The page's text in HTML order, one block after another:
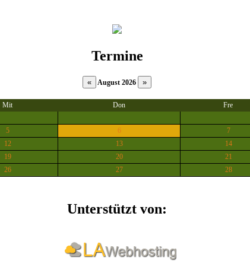
Termine
August 2026
Mit Don Fre
5 6 7
12 13 14
19 20 21
26 27 28
Unterstützt von: